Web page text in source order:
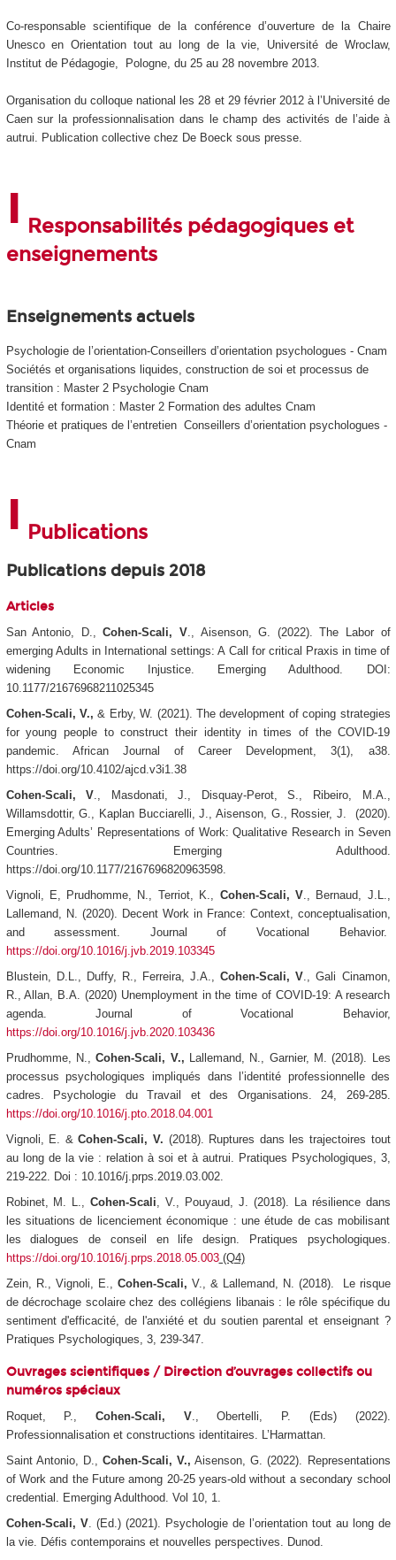
Co-responsable scientifique de la conférence d’ouverture de la Chaire
Unesco en Orientation tout au long de la vie, Université de Wroclaw,
Institut de Pédagogie, Pologne, du 25 au 28 novembre 2013.
Organisation du colloque national les 28 et 29 février 2012 à l’Université de
Caen sur la professionnalisation dans le champ des activités de l’aide à
autrui. Publication collective chez De Boeck sous presse.
Responsabilités pédagogiques et
enseignements
Enseignements actuels
Psychologie de l’orientation-Conseillers d’orientation psychologues - Cnam
Sociétés et organisations liquides, construction de soi et processus de
transition : Master 2 Psychologie Cnam
Identité et formation : Master 2 Formation des adultes Cnam
Théorie et pratiques de l’entretien Conseillers d’orientation psychologues -
Cnam
Publications
Publications depuis 2018
Articles
San Antonio, D.,Cohen-Scali, V., Aisenson, G. (2022). The Labor of
emerging Adults in International settings: A Call for critical Praxis in time of
widening Economic Injustice.
Emerging Adulthood. DOI:
10.1177/21676968211025345
Cohen-Scali, V., & Erby, W. (2021). The development of coping strategies
for young people to construct their identity in times of the COVID-19
pandemic. African Journal of Career Development, 3(1), a38.
https://doi.org/10.4102/ajcd.v3i1.38
Cohen-Scali, V., Masdonati, J., Disquay-Perot, S., Ribeiro, M.A.,
Willamsdottir, G., Kaplan Bucciarelli, J., Aisenson, G., Rossier, J. (2020).
Emerging Adults’ Representations of Work: Qualitative Research in Seven
Countries.
Emerging Adulthood.
https://doi.org/10.1177/2167696820963598.
Vignoli, E, Prudhomme, N., Terriot, K., Cohen-Scali, V., Bernaud, J.L.,
Lallemand, N. (2020). Decent Work in France: Context, conceptualisation,
and assessment. Journal of Vocational Behavior.
https://doi.org/10.1016/j.jvb.2019.103345
Blustein, D.L., Duffy, R., Ferreira, J.A.,Cohen-Scali, V., Gali Cinamon,
R., Allan, B.A. (2020) Unemployment in the time of COVID-19: A research
agenda. Journal of Vocational Behavior,
https://doi.org/10.1016/j.jvb.2020.103436
Prudhomme, N.,Cohen-Scali, V., Lallemand, N., Garnier, M. (2018). Les
processus psychologiques impliqués dans l’identité professionnelle des
cadres.
Psychologie du Travail et des Organisations. 24, 269-285.
https://doi.org/10.1016/j.pto.2018.04.001
Vignoli, E. &Cohen-Scali, V. (2018). Ruptures dans les trajectoires tout
au long de la vie : relation à soi et à autrui. Pratiques Psychologiques, 3,
219-222. Doi : 10.1016/j.prps.2019.03.002.
Robinet, M. L.,Cohen-Scali, V., Pouyaud, J. (2018). La résilience dans
les situations de licenciement économique : une étude de cas mobilisant
les dialogues de conseil en life design.
Pratiques psychologiques.
https://doi.org/10.1016/j.prps.2018.05.003(Q4)
Zein, R., Vignoli, E., Cohen-Scali, V., & Lallemand, N. (2018). Le risque
de décrochage scolaire chez des collégiens libanais : le rôle spécifique du
sentiment d'efficacité, de l'anxiété et du soutien parental et enseignant ?
Pratiques Psychologiques, 3, 239-347.
Ouvrages scientifiques / Direction d’ouvrages collectifs ou
numéros spéciaux
Roquet, P., Cohen-Scali, V., Obertelli, P. (Eds) (2022).
Professionnalisation et constructions identitaires. L’Harmattan.
Saint Antonio, D., Cohen-Scali, V., Aisenson, G. (2022). Representations
of Work and the Future among 20-25 years-old without a secondary school
credential. Emerging Adulthood. Vol 10, 1.
Cohen-Scali, V. (Ed.) (2021). Psychologie de l’orientation tout au long de
la vie. Défis contemporains et nouvelles perspectives. Dunod.